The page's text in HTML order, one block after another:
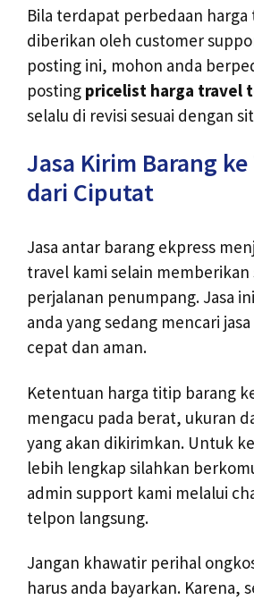
Bila terdapat perbedaan
diberikan oleh customer
posting ini, mohon anda
posting pricelist harga travel
selalu di revisi sesuai dengan
Jasa Kirim Barang
dari Ciputat
Jasa antar barang ekpress
travel kami selain memberikan
perjalanan penumpang. Jasa
anda yang sedang mencari
cepat dan aman.
Ketentuan harga titip barang
mengacu pada berat, ukuran
yang akan dikirimkan. Untuk
lebih lengkap silahkan
admin support kami melalui
telpon langsung.
Jangan khawatir perihal
harus anda bayarkan. Karena,